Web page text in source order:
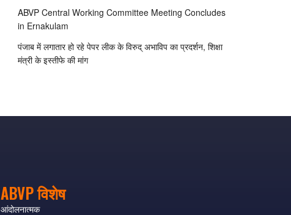
ABVP Central Working Committee Meeting Concludes
in Ernakulam
पंजाब में लगातार हो रहे पेपर लीक के विरुद् अभाविप का प्रदर्शन, शिक्षा
मंत्री के इस्तीफे की मांग
ABVP विशेष
आंदोलनात्मक